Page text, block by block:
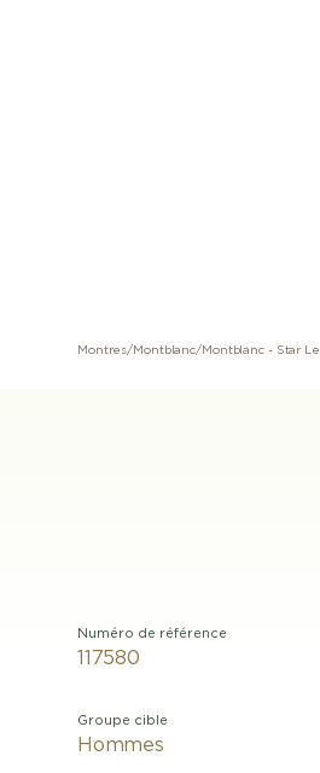
Montres/ Montblanc/ Montblanc - Star
Numéro de référence
117580
Groupe cible
Hommes